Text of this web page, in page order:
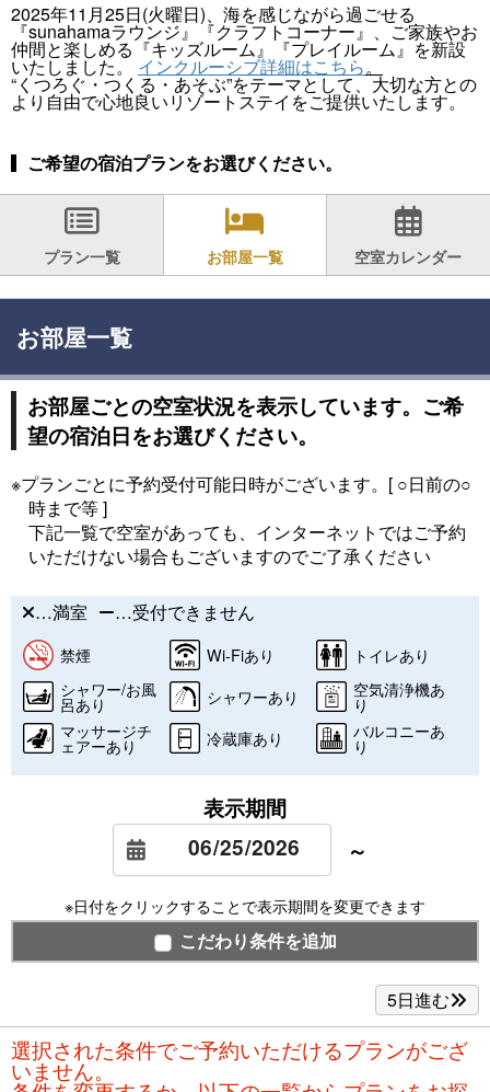
2025年11月25日(火曜日)、海を感じながら過ごせる
『sunahamaラウンジ』『クラフトコーナー』、ご家族やお
仲間と楽しめる『キッズルーム』『プレイルーム』を新設
いたしました。 インクルーシブ詳細はこちら。
“くつろぐ・つくる・あそぶ”をテーマとして、大切な方との
より自由で心地良いリゾートステイをご提供いたします。
ご希望の宿泊プランをお選びください。
プラン一覧 お部屋一覧 空室カレンダー
お部屋一覧
お部屋ごとの空室状況を表示しています。ご希
望の宿泊日をお選びください。
※プランごとに予約受付可能日時がございます。[ ○日前の○
時まで等 ]
下記一覧で空室があっても、インターネットではご予約
いただけない場合もございますのでご了承ください
…満室 …受付できません
禁煙 Wi-Fiあり
トイレあり
シャワー/お風
呂あり シャワーあり 空気清浄機あ
り
マッサージチ
ェアーあり 冷蔵庫あり バルコニーあ
り
表示期間
～
※日付をクリックすることで表示期間を変更できます
こだわり条件を追加
5日進む
選択された条件でご予約いただけるプランがござ
いません。